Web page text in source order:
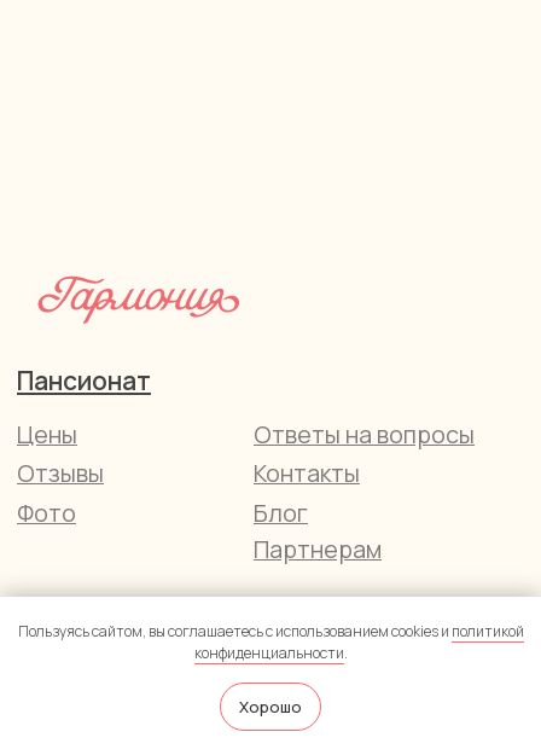
Написать нам
Пользуясь сайтом, вы соглашаетесь с использованием cookies и политикой
конфиденциальности.
Хорошо